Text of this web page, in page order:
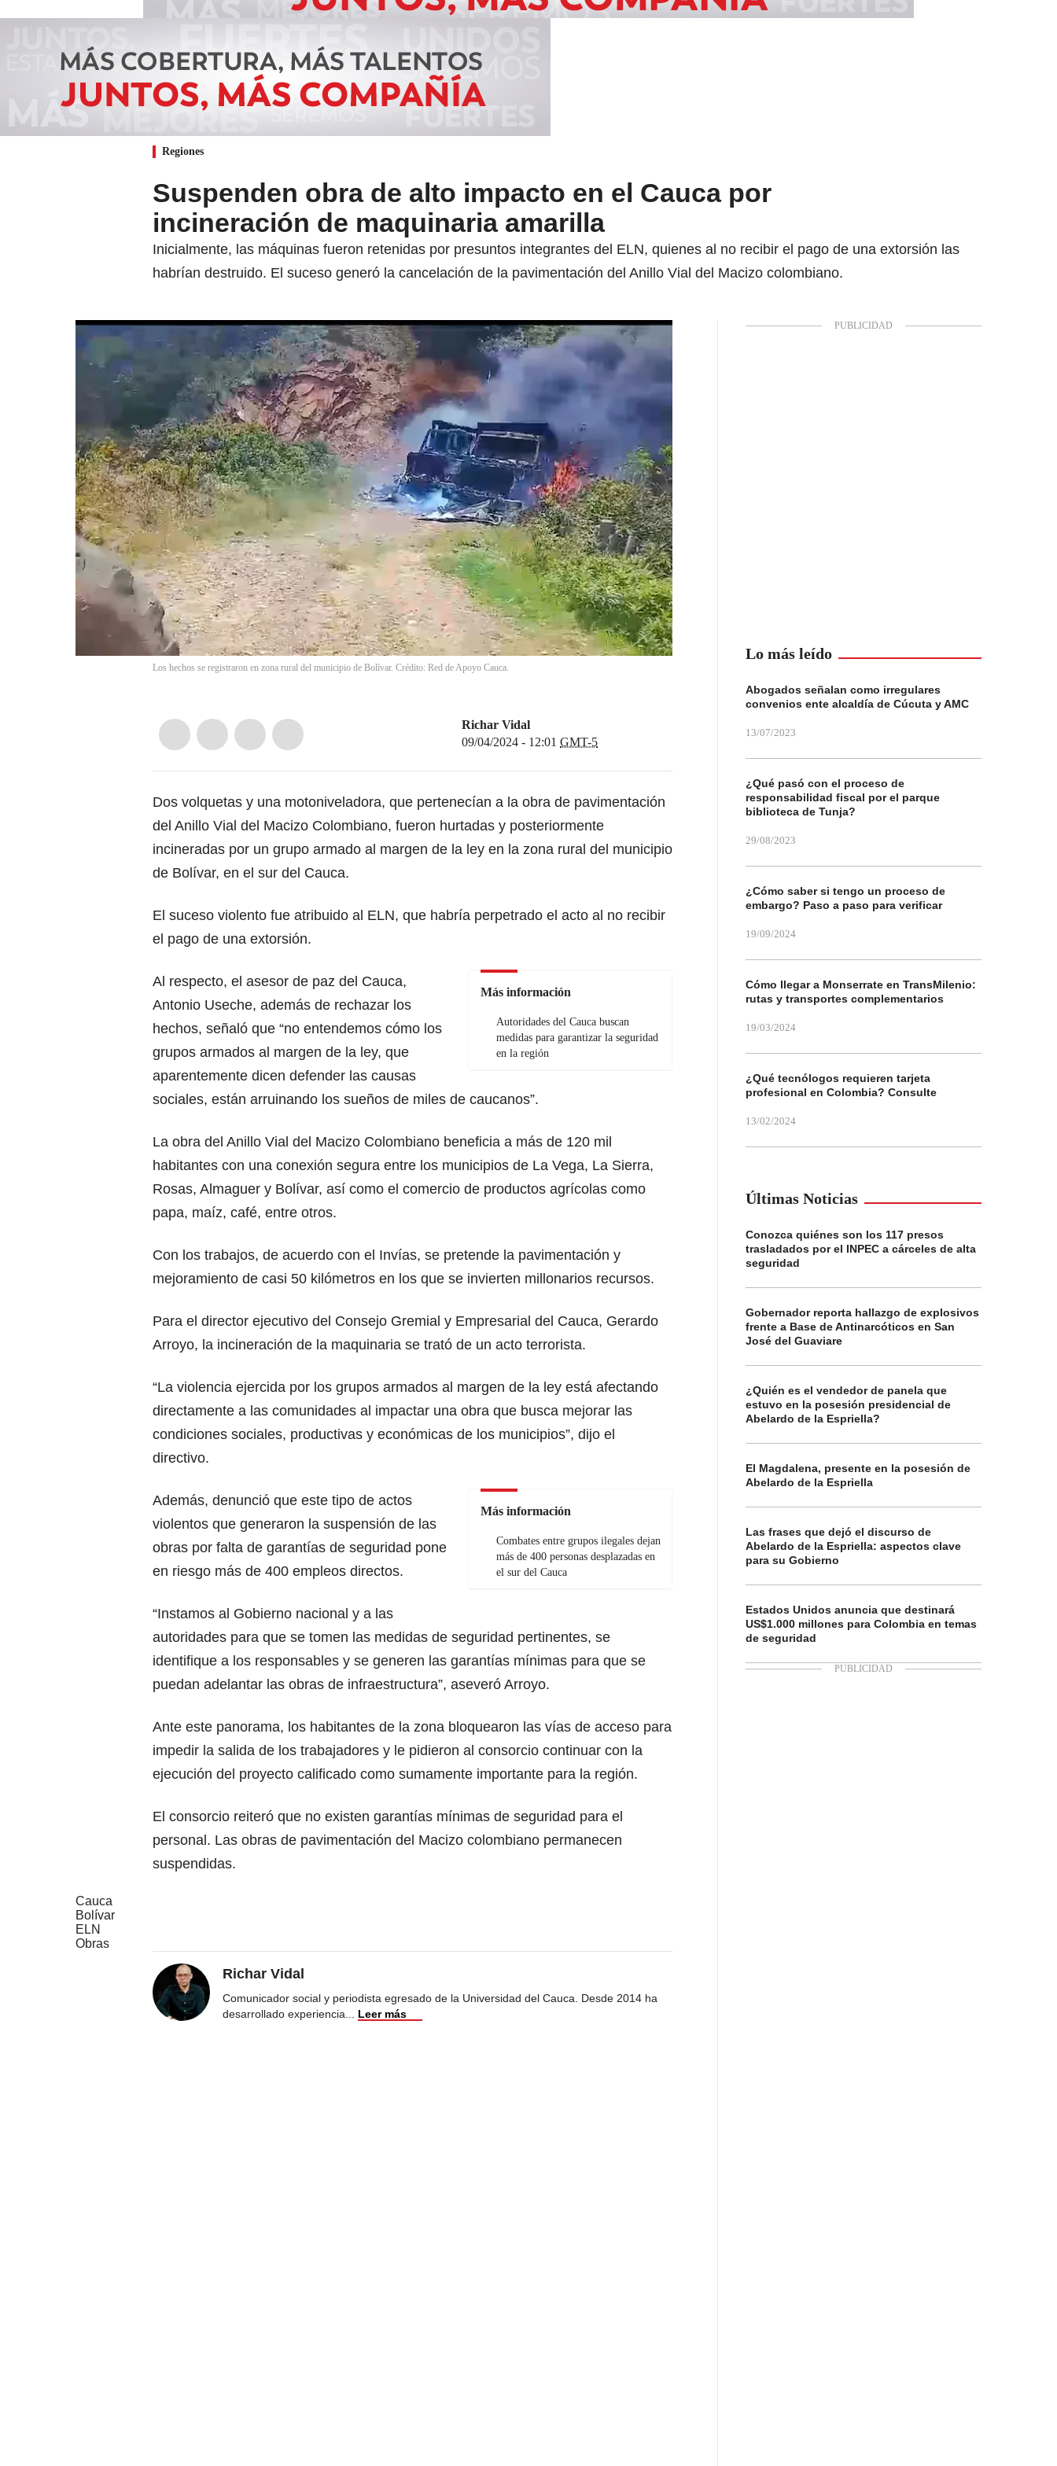
Regiones
Suspenden obra de alto impacto en el Cauca por
incineración de maquinaria amarilla
Inicialmente, las máquinas fueron retenidas por presuntos integrantes del ELN, quienes al no recibir el pago de una extorsión las
habrían destruido. El suceso generó la cancelación de la pavimentación del Anillo Vial del Macizo colombiano.
Los hechos se registraron en zona rural del municipio de Bolívar. Crédito: Red de Apoyo Cauca.
Richar Vidal
09/04/2024 - 12:01 GMT-5
Dos volquetas y una motoniveladora, que pertenecían a la obra de pavimentación
del Anillo Vial del Macizo Colombiano, fueron hurtadas y posteriormente
incineradas por un grupo armado al margen de la ley en la zona rural del municipio
de Bolívar, en el sur del Cauca.
El suceso violento fue atribuido al ELN, que habría perpetrado el acto al no recibir
el pago de una extorsión.
Más información
Autoridades del Cauca buscan
medidas para garantizar la seguridad
en la región
Al respecto, el asesor de paz del Cauca,
Antonio Useche, además de rechazar los
hechos, señaló que “no entendemos cómo los
grupos armados al margen de la ley, que
aparentemente dicen defender las causas
sociales, están arruinando los sueños de miles de caucanos”.
La obra del Anillo Vial del Macizo Colombiano beneficia a más de 120 mil
habitantes con una conexión segura entre los municipios de La Vega, La Sierra,
Rosas, Almaguer y Bolívar, así como el comercio de productos agrícolas como
papa, maíz, café, entre otros.
Con los trabajos, de acuerdo con el Invías, se pretende la pavimentación y
mejoramiento de casi 50 kilómetros en los que se invierten millonarios recursos.
Para el director ejecutivo del Consejo Gremial y Empresarial del Cauca, Gerardo
Arroyo, la incineración de la maquinaria se trató de un acto terrorista.
“La violencia ejercida por los grupos armados al margen de la ley está afectando
directamente a las comunidades al impactar una obra que busca mejorar las
condiciones sociales, productivas y económicas de los municipios”, dijo el
directivo.
Más información
Combates entre grupos ilegales dejan
más de 400 personas desplazadas en
el sur del Cauca
Además, denunció que este tipo de actos
violentos que generaron la suspensión de las
obras por falta de garantías de seguridad pone
en riesgo más de 400 empleos directos.
“Instamos al Gobierno nacional y a las
autoridades para que se tomen las medidas de seguridad pertinentes, se
identifique a los responsables y se generen las garantías mínimas para que se
puedan adelantar las obras de infraestructura”, aseveró Arroyo.
Ante este panorama, los habitantes de la zona bloquearon las vías de acceso para
impedir la salida de los trabajadores y le pidieron al consorcio continuar con la
ejecución del proyecto calificado como sumamente importante para la región.
El consorcio reiteró que no existen garantías mínimas de seguridad para el
personal. Las obras de pavimentación del Macizo colombiano permanecen
suspendidas.
Cauca
Bolívar
ELN
Obras
Richar Vidal
Comunicador social y periodista egresado de la Universidad del Cauca. Desde 2014 ha
desarrollado experiencia
Leer más
Lo más leído
Abogados señalan como irregulares
convenios ente alcaldía de Cúcuta y AMC
13/07/2023
¿Qué pasó con el proceso de
responsabilidad fiscal por el parque
biblioteca de Tunja?
29/08/2023
¿Cómo saber si tengo un proceso de
embargo? Paso a paso para verificar
19/09/2024
Cómo llegar a Monserrate en TransMilenio:
rutas y transportes complementarios
19/03/2024
¿Qué tecnólogos requieren tarjeta
profesional en Colombia? Consulte
13/02/2024
Últimas Noticias
Conozca quiénes son los 117 presos
trasladados por el INPEC a cárceles de alta
seguridad
Gobernador reporta hallazgo de explosivos
frente a Base de Antinarcóticos en San
José del Guaviare
¿Quién es el vendedor de panela que
estuvo en la posesión presidencial de
Abelardo de la Espriella?
El Magdalena, presente en la posesión de
Abelardo de la Espriella
Las frases que dejó el discurso de
Abelardo de la Espriella: aspectos clave
para su Gobierno
Estados Unidos anuncia que destinará
US$1.000 millones para Colombia en temas
de seguridad